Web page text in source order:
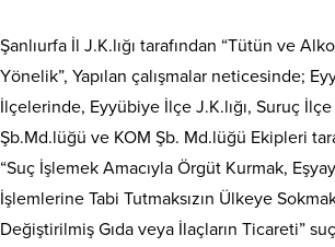
Şanlıurfa İl J.K.lığı tarafından “Tütün ve
Yönelik”, Yapılan çalışmalar neticesinde;
İlçelerinde, Eyyübiye İlçe J.K.lığı, Suruç İlçe
Şb.Md.lüğü ve KOM Şb. Md.lüğü Ekipleri
“Suç İşlemek Amacıyla Örgüt Kurmak,
İşlemlerine Tabi Tutmaksızın Ülkeye
Değiştirilmiş Gıda veya İlaçların Ticareti”